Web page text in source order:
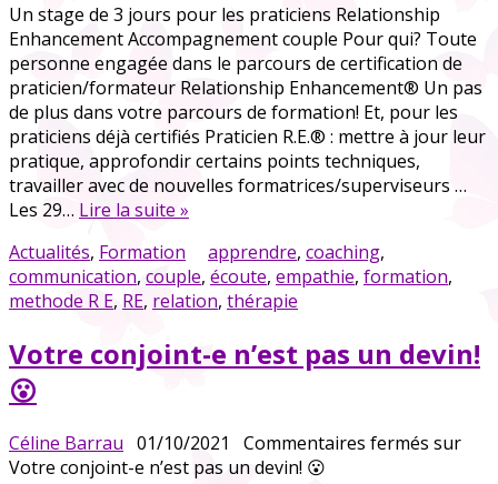
Un stage de 3 jours pour les praticiens Relationship
Enhancement Accompagnement couple Pour qui? Toute
personne engagée dans le parcours de certification de
praticien/formateur Relationship Enhancement® Un pas
de plus dans votre parcours de formation! Et, pour les
praticiens déjà certifiés Praticien R.E.® : mettre à jour leur
pratique, approfondir certains points techniques,
travailler avec de nouvelles formatrices/superviseurs …
Les 29… Lire la suite »
Actualités, Formation apprendre, coaching,
communication, couple, écoute, empathie, formation,
methode R E, RE, relation, thérapie
Votre conjoint-e n’est pas un devin!
😮
Céline Barrau 01/10/2021 Commentaires fermés sur
Votre conjoint-e n’est pas un devin! 😮